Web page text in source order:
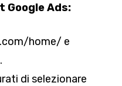
Google Ads:
home/ e
di selezionare